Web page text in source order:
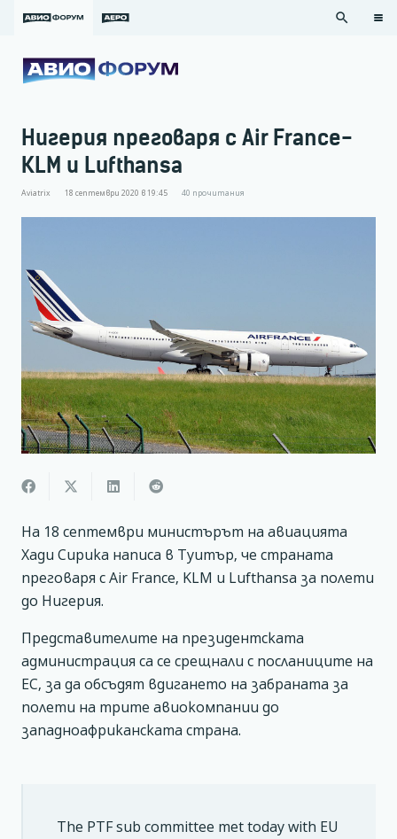
search
Нигерия преговаря с Air France-
KLM и Lufthansa
Aviatrix 18 септември 2020 в 19:45 40 прочитания
На 18 септември министърът на авиацията
Хади Сирика написа в Туитър, че страната
преговаря с Air France, KLM и Lufthansa за полети
до Нигерия.
Представителите на президентската
администрация са се срещнали с посланиците на
ЕС, за да обсъдят вдигането на забраната за
полети на трите авиокомпании до
западноафриканската страна.
The PTF sub committee met today with EU